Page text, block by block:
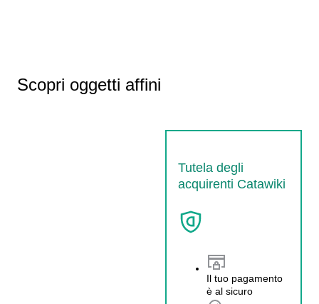
Scopri oggetti affini
Tutela degli
acquirenti Catawiki
Il tuo pagamento
è al sicuro